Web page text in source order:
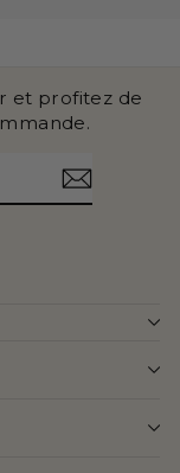
et profitez de